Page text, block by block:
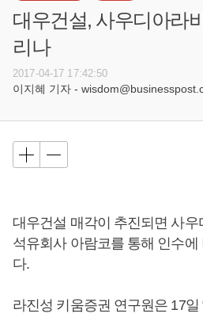
대우건설, 사우디아라
리나
2017-04-17 17:42:50
이지혜 기자 -
대우건설 매각이 추진되면 사
석유회사 아람코를 통해 인수
다.
라진성 키움증권 연구원은 17일